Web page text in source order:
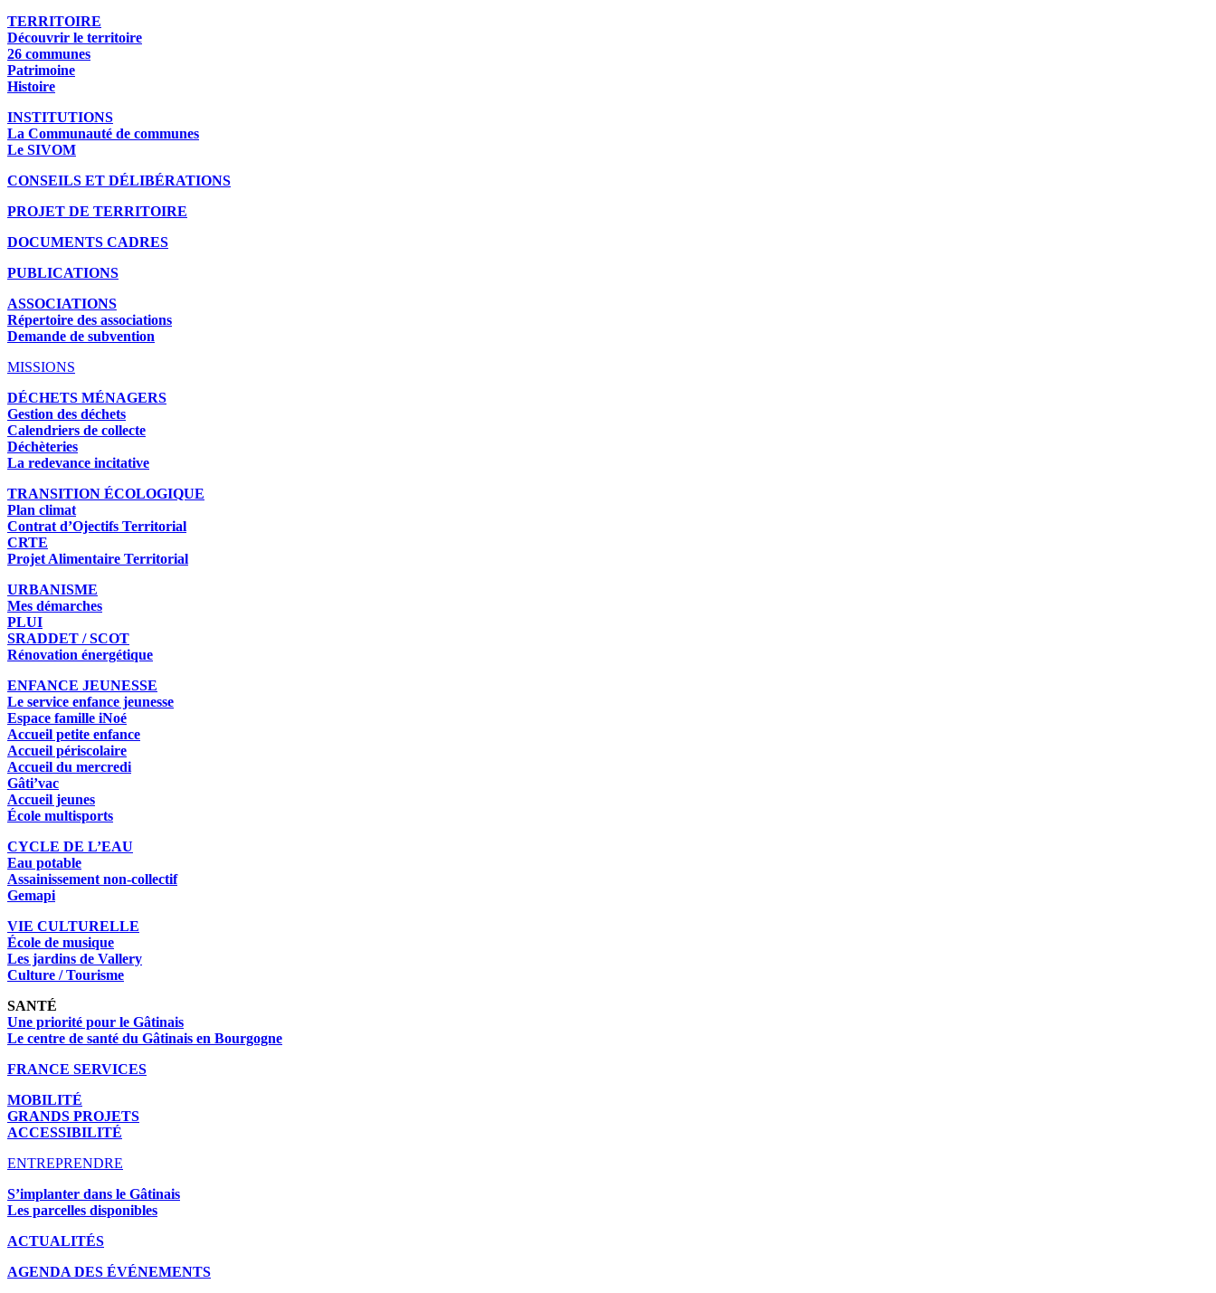
TERRITOIRE
Découvrir le territoire
26 communes
Patrimoine
Histoire
INSTITUTIONS
La Communauté de communes
Le SIVOM
CONSEILS ET DÉLIBÉRATIONS
PROJET DE TERRITOIRE
DOCUMENTS CADRES
PUBLICATIONS
ASSOCIATIONS
Répertoire des associations
Demande de subvention
MISSIONS
DÉCHETS MÉNAGERS
Gestion des déchets
Calendriers de collecte
Déchèteries
La redevance incitative
TRANSITION ÉCOLOGIQUE
Plan climat
Contrat d’Ojectifs Territorial
CRTE
Projet Alimentaire Territorial
URBANISME
Mes démarches
PLUI
SRADDET / SCOT
Rénovation énergétique
ENFANCE JEUNESSE
Le service enfance jeunesse
Espace famille iNoé
Accueil petite enfance
Accueil périscolaire
Accueil du mercredi
Gâti’vac
Accueil jeunes
École multisports
CYCLE DE L’EAU
Eau potable
Assainissement non-collectif
Gemapi
VIE CULTURELLE
École de musique
Les jardins de Vallery
Culture / Tourisme
SANTÉ
Une priorité pour le Gâtinais
Le centre de santé du Gâtinais en Bourgogne
FRANCE SERVICES
MOBILITÉ
GRANDS PROJETS
ACCESSIBILITÉ
ENTREPRENDRE
S’implanter dans le Gâtinais
Les parcelles disponibles
ACTUALITÉS
AGENDA DES ÉVÉNEMENTS